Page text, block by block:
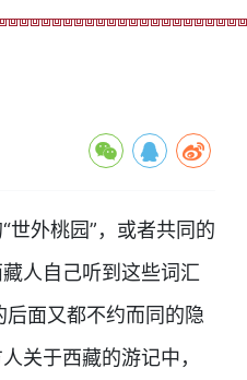
世外桃园”，或者共同的
人自己听到这些词汇
面又都不约而同的隐
关于西藏的游记中，